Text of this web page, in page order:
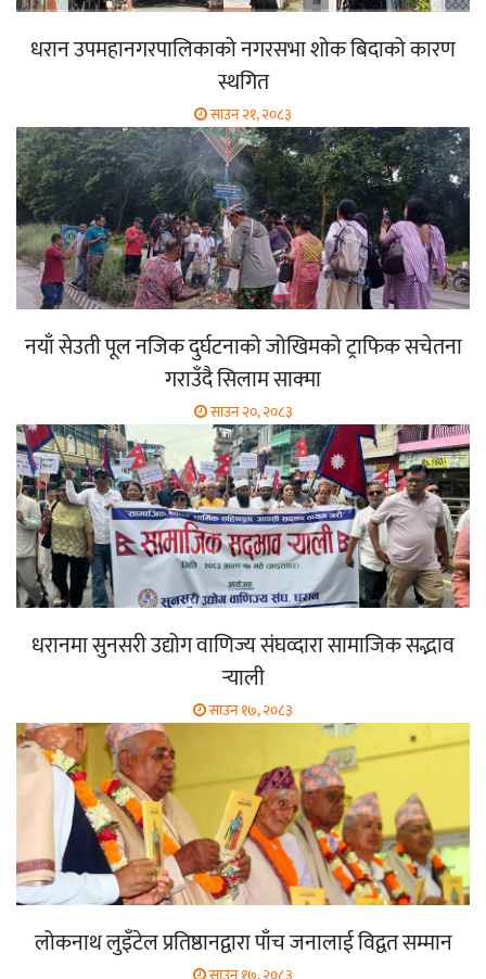
धरान उपमहानगरपालिकाको नगरसभा शोक बिदाको कारण
स्थगित
साउन २१, २०८३
नयाँ सेउती पूल नजिक दुर्घटनाको जोखिमको ट्राफिक सचेतना
गराउँदै सिलाम साक्मा
साउन २०, २०८३
धरानमा सुनसरी उद्योग वाणिज्य संघव्दारा सामाजिक सद्भाव
र्‍याली
साउन १७, २०८३
लोकनाथ लुइँटेल प्रतिष्ठानद्वारा पाँच जनालाई विद्वत सम्मान